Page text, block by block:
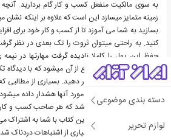
دسته بندی موضوعی
لوازم تحریر
به سوی مالکیت منفعل کسب و کار گام بردارید.
زمینه متمایز میسازد این است که علاوه بر اینکه
بسازید به شما می آموزد تا از کسب و کار خود برای
کنید. به راحتی میتوان ثروت را تک بعدی در نظر
حفظ این پول را کاملا نادیده گرفت مهارتها در
میگیرد. این مهارت ها مانع از آن میشود که با
خود را در معرض خطر قرار دهید. بسیاری از مطالبی
متعارف است و از قبل در مورد آنها هشدار داده
نتیجه ی منطقی این نمیشد که هر صاحب کسب و
میشد؟ آنچه نویسندگان این کتاب با شما به
تا آموخته اند و مرتکب بسیاری از اشتباهات دردناک